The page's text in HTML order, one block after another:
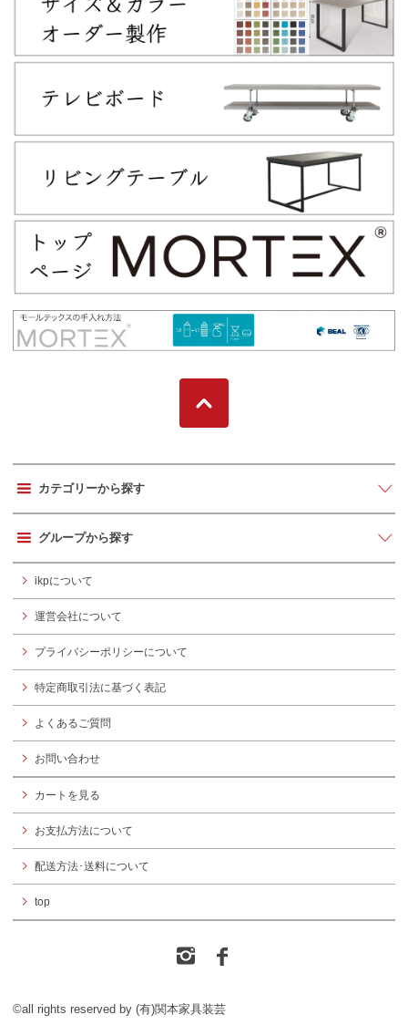
カテゴリーから探す
グループから探す
ikpについて
運営会社について
プライバシーポリシーについて
特定商取引法に基づく表記
よくあるご質問
お問い合わせ
カートを見る
お支払方法について
配送方法･送料について
top
©all rights reserved by (有)関本家具装芸